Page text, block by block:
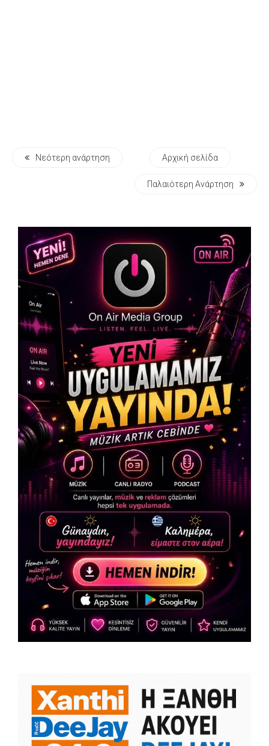
Νεότερη ανάρτηση Αρχική σελίδα
Παλαιότερη Ανάρτηση